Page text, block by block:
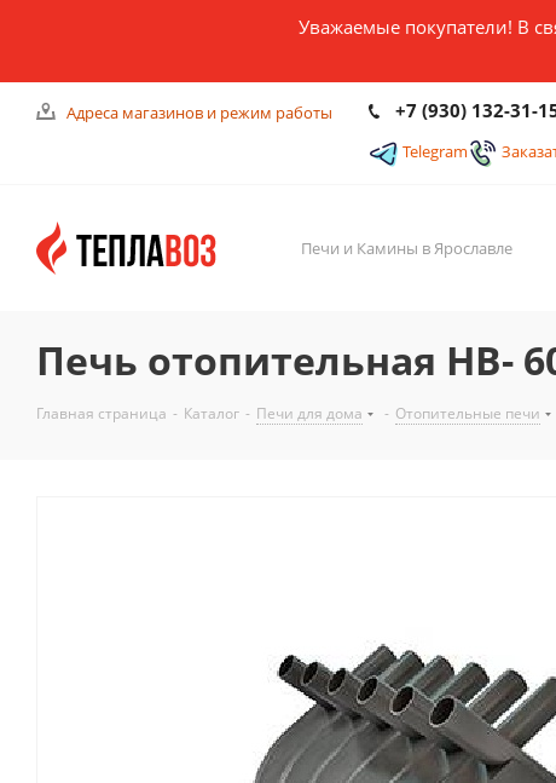
Уважаемые покупатели! В
Адреса магазинов и режим работы +7 (930) 132-31-
Telegram
Печи и Камины в Ярославле
Печь отопительная НВ-
Главная страница - Каталог - Печи для дома - Отопительные печи